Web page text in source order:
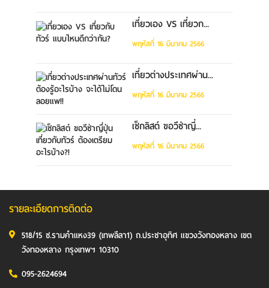
เที่ยวเอง VS เที่ยวก...
พฤหัสที่ 16 มีนาคม 2566
เที่ยวต่างประเทศผ่าน...
พฤหัสที่ 16 มีนาคม 2566
เช็กลิสต์ ขอวีซ่าญี่...
พฤหัสที่ 16 มีนาคม 2566
รายละเอียดการติดต่อ
518/15 ซ.รามคำแหง39 (เทพลีลา1) ถ.ประชาอุทิศ แขวงวังทองหลาง เขต
วังทองหลาง กรุงเทพฯ 10310
095-2624694